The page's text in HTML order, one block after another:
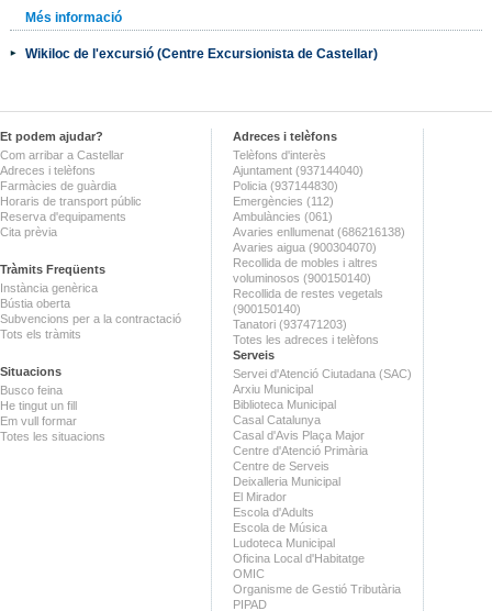
Més informació
Wikiloc de l'excursió (Centre Excursionista de Castellar)
Et podem ajudar?
Com arribar a Castellar
Adreces i telèfons
Farmàcies de guàrdia
Horaris de transport públic
Reserva d'equipaments
Cita prèvia
Tràmits Freqüents
Instància genèrica
Bústia oberta
Subvencions per a la contractació
Tots els tràmits
Situacions
Busco feina
He tingut un fill
Em vull formar
Totes les situacions
Adreces i telèfons
Telèfons d'interès
Ajuntament (937144040)
Policia (937144830)
Emergències (112)
Ambulàncies (061)
Avaries enllumenat (686216138)
Avaries aigua (900304070)
Recollida de mobles i altres
voluminosos (900150140)
Recollida de restes vegetals
(900150140)
Tanatori (937471203)
Totes les adreces i telèfons
Serveis
Servei d'Atenció Ciutadana (SAC)
Arxiu Municipal
Biblioteca Municipal
Casal Catalunya
Casal d'Avis Plaça Major
Centre d'Atenció Primària
Centre de Serveis
Deixalleria Municipal
El Mirador
Escola d'Adults
Escola de Música
Ludoteca Municipal
Oficina Local d'Habitatge
OMIC
Organisme de Gestió Tributària
PIPAD